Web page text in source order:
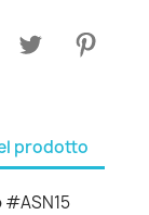
prodotto
#ASN15